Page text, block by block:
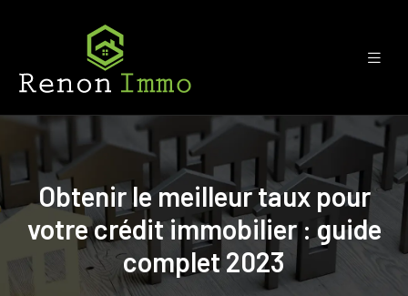
Obtenir le meilleur taux pour
votre crédit immobilier : guide
complet 2023